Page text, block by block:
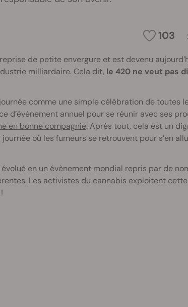
103
de petite envergure et est devenu
milliardaire. Cela dit, le 420 ne veut pas
comme une simple célébration de toutes
d’évènement annuel pour se réunir avec ses
en bonne compagnie. Après tout, cela est un
où les fumeurs se retrouvent pour s’en
en un évènement mondial repris par de
Les activistes du cannabis exploitent